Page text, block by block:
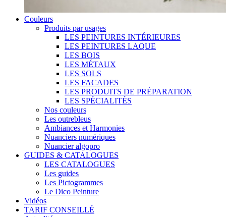
Couleurs
Produits par usages
LES PEINTURES INTÉRIEURES
LES PEINTURES LAQUE
LES BOIS
LES MÉTAUX
LES SOLS
LES FACADES
LES PRODUITS DE PRÉPARATION
LES SPÉCIALITÉS
Nos couleurs
Les outrebleus
Ambiances et Harmonies
Nuanciers numériques
Nuancier algopro
GUIDES & CATALOGUES
LES CATALOGUES
Les guides
Les Pictogrammes
Le Dico Peinture
Vidéos
TARIF CONSEILLÉ